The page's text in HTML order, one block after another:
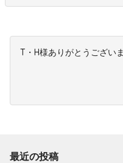
T・H様ありがとうござい
最近の投稿